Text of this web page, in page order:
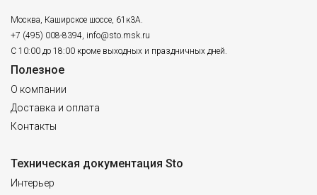
Москва, Каширское шоссе, 61к3А.
+7 (495) 008-8394, info@sto.msk.ru
С 10:00 до 18:00 кроме выходных и праздничных дней.
Полезное
О компании
Доставка и оплата
Контакты
Техническая документация Sto
Интерьер